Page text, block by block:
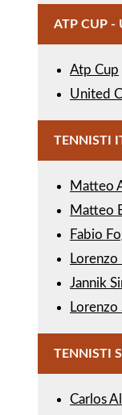
ATP CUP -
Atp Cup
United
TENNISTI
Matteo
Matteo
Fabio
Jannik
Lorenzo
TENNISTI
Carlos